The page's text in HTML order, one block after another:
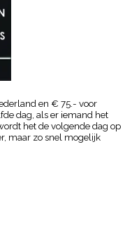
en € 75.- voor
dag, als er iemand het
het de volgende dag op
maar zo snel mogelijk